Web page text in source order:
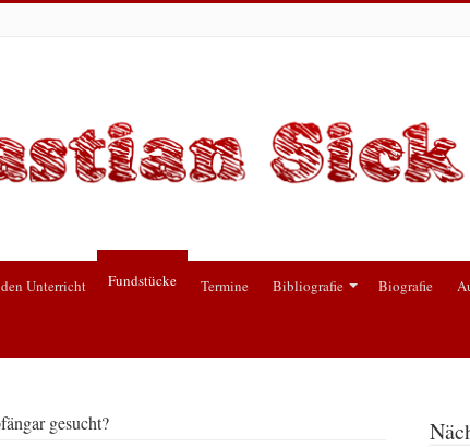
Unterricht Fundstücke Termine Bibliografie Biografie
gesucht?